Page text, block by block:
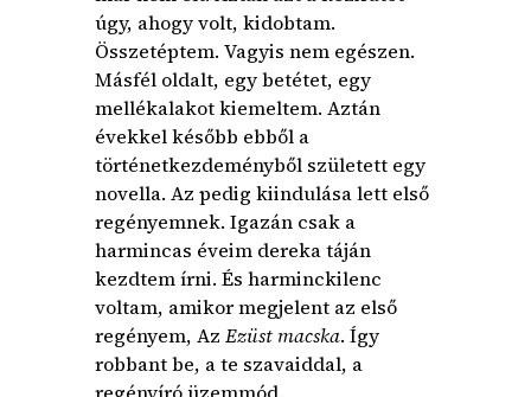
úgy, ahogy volt, kidobtam.
Összetéptem. Vagyis nem egészen.
Másfél oldalt, egy betétet, egy
mellékalakot kiemeltem. Aztán
évekkel később ebből a
történetkezdeményből született egy
novella. Az pedig kiindulása lett első
regényemnek. Igazán csak a
harmincas éveim dereka táján
kezdtem írni. És harminckilenc
voltam, amikor megjelent az első
regényem, Az Ezüst macska. Így
robbant be, a te szavaiddal, a